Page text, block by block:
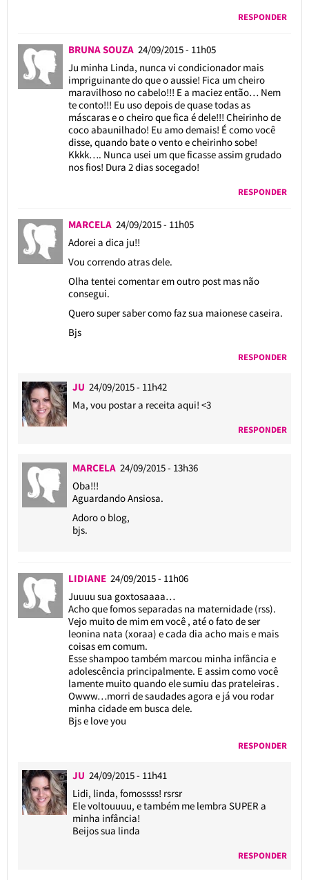
RESPONDER
BRUNA SOUZA 24/09/2015 - 11h05
Ju minha Linda, nunca vi condicionador mais
impriguinante do que o aussie! Fica um cheiro
maravilhoso no cabelo!!! E a maciez então… Nem
te conto!!! Eu uso depois de quase todas as
máscaras e o cheiro que fica é dele!!! Cheirinho de
coco abaunilhado! Eu amo demais! É como você
disse, quando bate o vento e cheirinho sobe!
Kkkk…. Nunca usei um que ficasse assim grudado
nos fios! Dura 2 dias socegado!
RESPONDER
MARCELA 24/09/2015 - 11h05
Adorei a dica ju!!
Vou correndo atras dele.
Olha tentei comentar em outro post mas não
consegui.
Quero super saber como faz sua maionese caseira.
Bjs
RESPONDER
JU 24/09/2015 - 11h42
Ma, vou postar a receita aqui! <3
RESPONDER
MARCELA24/09/2015 - 13h36
Oba!!!
Aguardando Ansiosa.
Adoro o blog,
bjs.
LIDIANE 24/09/2015 - 11h06
Juuuu sua goxtosaaaa…
Acho que fomos separadas na maternidade (rss).
Vejo muito de mim em você , até o fato de ser
leonina nata (xoraa) e cada dia acho mais e mais
coisas em comum.
Esse shampoo também marcou minha infância e
adolescência principalmente. E assim como você
lamente muito quando ele sumiu das prateleiras .
Owww…morri de saudades agora e já vou rodar
minha cidade em busca dele.
Bjs e love you
RESPONDER
JU 24/09/2015 - 11h41
Lidi, linda, fomossss! rsrsr
Ele voltouuuu, e também me lembra SUPER a
minha infância!
Beijos sua linda
RESPONDER